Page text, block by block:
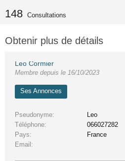
148 Consultations
Obtenir plus de détails
Leo Cormier
Membre depuis le 16/10/2023
Ses Annonces
Pseudonyme
Leo
Téléphone
066027282
Pays
France
Email